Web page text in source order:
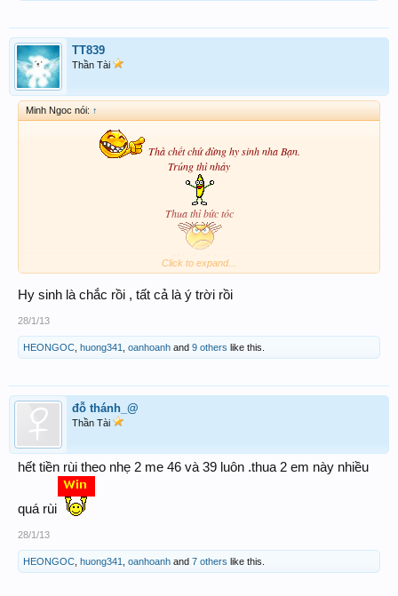
TT839
Thần Tài
Minh Ngoc nói: ↑
Thà chết chứ đừng hy sinh nha Bạn.
Trúng thì nhảy
Thua thì bức tóc
Chỉ vậy thôi !!
Click to expand...
Hy sinh là chắc rồi , tất cả là ý trời rồi
28/1/13
HEONGOC huong341 oanhoanh and 9 others like this.
đỗ thánh_@
Thần Tài
hết tiền rùi theo nhẹ 2 me 46 và 39 luôn .thua 2 em này nhiều
quá rùi
28/1/13
HEONGOC huong341 oanhoanh and 7 others like this.